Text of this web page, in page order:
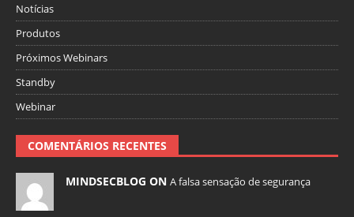
Notícias
Produtos
Próximos Webinars
Standby
Webinar
COMENTÁRIOS RECENTES
MINDSECBLOG ON A falsa sensação de segurança